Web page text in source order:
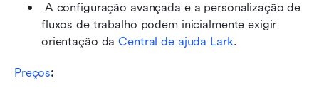
A configuração avançada e a personalização de
fluxos de trabalho podem inicialmente exigir
orientação da Central de ajuda Lark.
Preços: